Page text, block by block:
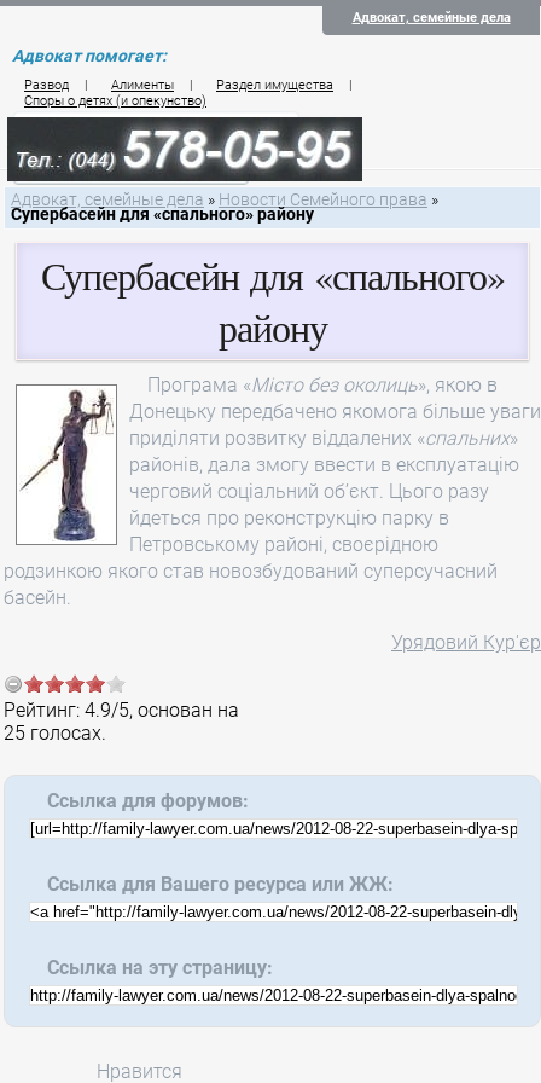
Адвокат, семейные дела
Адвокат помогает:
Развод | Алименты | Раздел имущества
|
Споры о детях (и опекунство)
Цены на услуги по семейному праву
Контакты семейного юриста
Адвокат, семейные дела » Новости Семейного права »
Супербасейн для «спального» району
Супербасейн для «спального»
району
Програма «Місто без околиць», якою в
Донецьку передбачено якомога більше уваги
приділяти розвитку віддалених «спальних»
районів, дала змогу ввести в експлуатацію
черговий соціальний об’єкт. Цього разу
йдеться про реконструкцію парку в
Петровському районі, своєрідною
родзинкою якого став новозбудований суперсучасний
басейн.
Урядовий Кур'єр
Рейтинг: 4.9/5, основан на
25 голосах.
Ссылка для форумов:
Ссылка для Вашего ресурса или ЖЖ:
Ссылка на эту страницу:
Нравится